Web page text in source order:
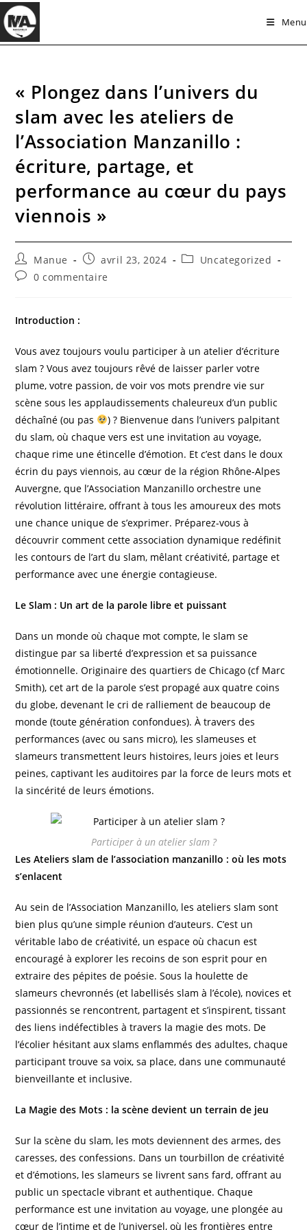
Skip
to
content
Menu
« Plongez dans l’univers du
slam avec les ateliers de
l’Association Manzanillo :
écriture, partage, et
performance au cœur du pays
viennois »
Auteur/autrice
de
la
Manue
Publication
publiée :
avril 23, 2024
PostUncategorized
Commentaires
publication :
0 commentaire
Introduction :
Vous avez toujours voulu participer à un atelier d’écriture
slam ? Vous avez toujours rêvé de laisser parler votre
plume, votre passion, de voir vos mots prendre vie sur
scène sous les applaudissements chaleureux d’un public
déchaîné (ou pas
) ? Bienvenue dans l’univers palpitant
du slam, où chaque vers est une invitation au voyage,
chaque rime une étincelle d’émotion. Et c’est dans le doux
écrin du pays viennois, au cœur de la région Rhône-Alpes
Auvergne, que l’Association Manzanillo orchestre une
révolution littéraire, offrant à tous les amoureux des mots
une chance unique de s’exprimer. Préparez-vous à
découvrir comment cette association dynamique redéfinit
les contours de l’art du slam, mêlant créativité, partage et
performance avec une énergie contagieuse.
Le Slam : Un art de la parole libre et puissant
Dans un monde où chaque mot compte, le slam se
distingue par sa liberté d’expression et sa puissance
émotionnelle. Originaire des quartiers de Chicago (cf Marc
Smith), cet art de la parole s’est propagé aux quatre coins
du globe, devenant le cri de ralliement de beaucoup de
monde (toute génération confondues). À travers des
performances (avec ou sans micro), les slameuses et
slameurs transmettent leurs histoires, leurs joies et leurs
peines, captivant les auditoires par la force de leurs mots et
la sincérité de leurs émotions.
Participer à un atelier slam ?
Les Ateliers slam de l’association manzanillo : où les mots
s’enlacent
Au sein de l’Association Manzanillo, les ateliers slam sont
bien plus qu’une simple réunion d’auteurs. C’est un
véritable labo de créativité, un espace où chacun est
encouragé à explorer les recoins de son esprit pour en
extraire des pépites de poésie. Sous la houlette de
slameurs chevronnés (et labellisés slam à l’école), novices et
passionnés se rencontrent, partagent et s’inspirent, tissant
des liens indéfectibles à travers la magie des mots. De
l’écolier hésitant aux slams enflammés des adultes, chaque
participant trouve sa voix, sa place, dans une communauté
bienveillante et inclusive.
La Magie des Mots : la scène devient un terrain de jeu
Sur la scène du slam, les mots deviennent des armes, des
caresses, des confessions. Dans un tourbillon de créativité
et d’émotions, les slameurs se livrent sans fard, offrant au
public un spectacle vibrant et authentique. Chaque
performance est une invitation au voyage, une plongée au
cœur de l’intime et de l’universel, où les frontières entre